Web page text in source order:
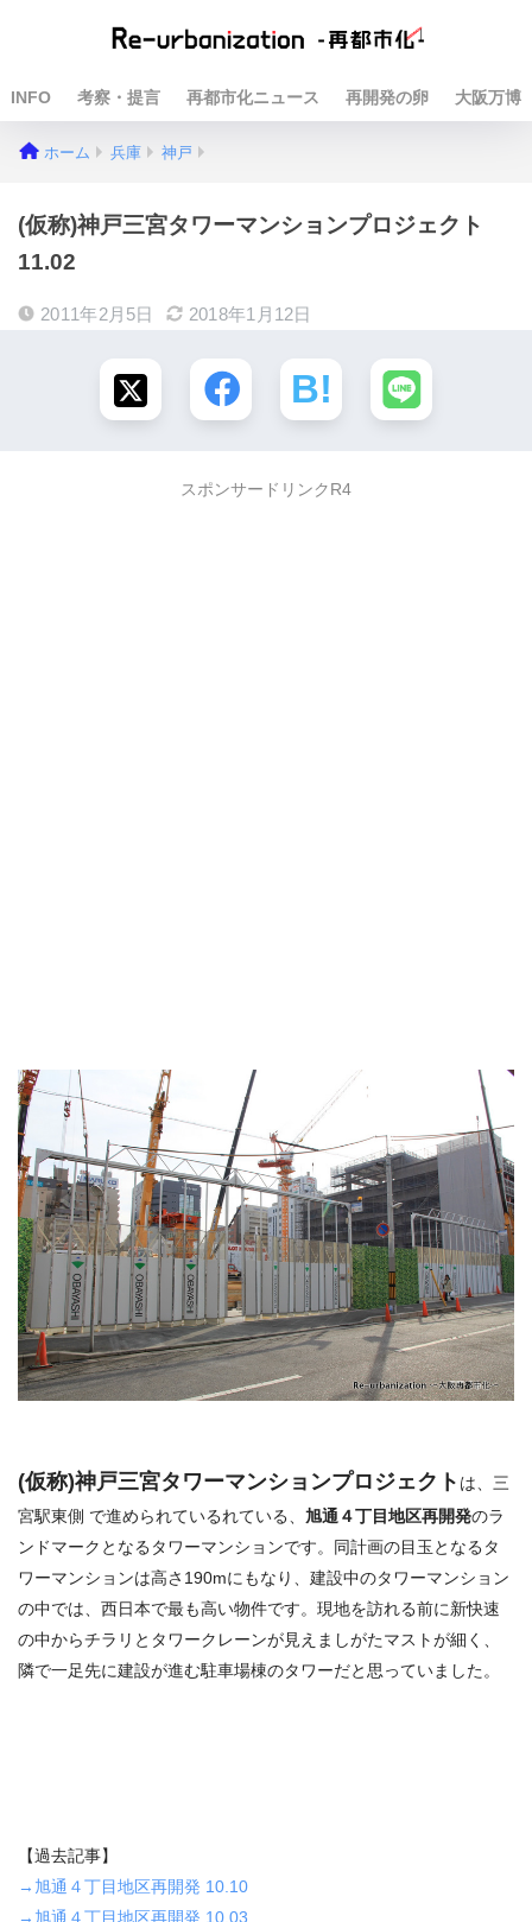
INFO 考察・提言 再都市化ニュース 再開発の卵 大阪万博
ホーム 兵庫 神戸
(仮称)神戸三宮タワーマンションプロジェクト
11.02
2011年2月5日 2018年1月12日
スポンサードリンクR4
(仮称)神戸三宮タワーマンションプロジェクト は、三
宮駅東側 で進められているれている、 旭通４丁目地区再開発のラ
ンドマークとなるタワーマンションです。同計画の目玉となるタ
ワーマンションは高さ190mにもなり、建設中のタワーマンション
の中では、西日本で最も高い物件です。現地を訪れる前に新快速
の中からチラリとタワークレーンが見えましがたマストが細く、
隣で一足先に建設が進む駐車場棟のタワーだと思っていました。
【過去記事】
→旭通４丁目地区再開発 10.10
→旭通４丁目地区再開発 10.03